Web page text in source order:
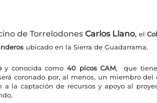
de Torrelodones Carlos Llano, el
ubicado en la Sierra de Guadarrama.
y conocida como40 picos CAM, que
coronado por, al menos, un miembro
a la captación de recursos y apoyo al